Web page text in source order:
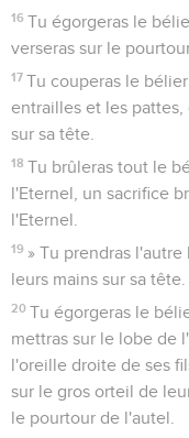
16 Tu égorgeras le
verseras sur le
17 Tu couperas le
entrailles et les
sur sa tête.
18 Tu brûleras tout le
l'Eternel, un sacrifice
l'Eternel.
19 » Tu prendras
leurs mains sur sa tête.
20 Tu égorgeras le
mettras sur le lobe de
l'oreille droite de ses
sur le gros orteil de
le pourtour de l'autel.